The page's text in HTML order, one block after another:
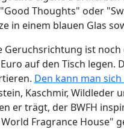
Thoughts" oder
in einem blauen Glas
Geruchsrichtung ist
auf den Tisch
Den kann man
Kaschmir, Wildleder
er trägt, der BWFH
Fragrance House"